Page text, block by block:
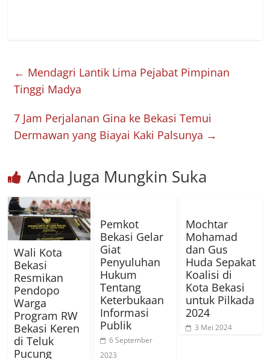
← Mendagri Lantik Lima Pejabat Pimpinan
Tinggi Madya
7 Jam Perjalanan Gina ke Bekasi Temui
Dermawan yang Biayai Kaki Palsunya →
Anda Juga Mungkin Suka
Wali Kota
Bekasi
Resmikan
Pendopo
Warga
Program RW
Bekasi Keren
di Teluk
Pucung
Pemkot
Bekasi Gelar
Giat
Penyuluhan
Hukum
Tentang
Keterbukaan
Informasi
Publik
6 September
2023
Mochtar
Mohamad
dan Gus
Huda Sepakat
Koalisi di
Kota Bekasi
untuk Pilkada
2024
3 Mei 2024